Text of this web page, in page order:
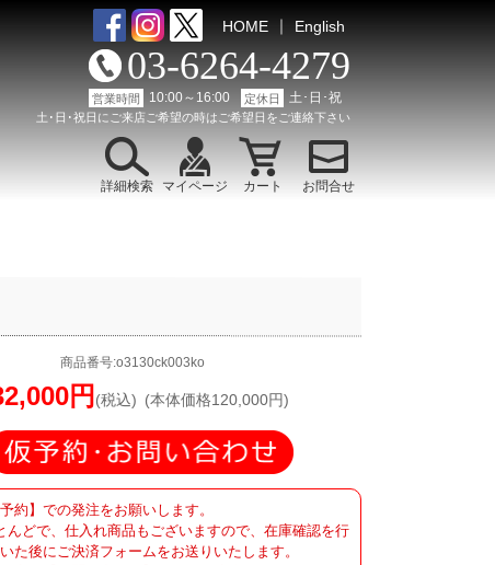
HOME ｜ English
詳細検索 マイページ カート お問合せ
03-6264-4279
営業時間 10:00～16:00 定休日 土･日･祝
土･日･祝日にご来店ご希望の時はご希望日をご連絡下さい
商品番号:o3130ck003ko
円 (税込) (本体価格120,000円)
約】での発注をお願いします。
んどで、仕入れ商品もございますので、在庫確認を行
た後にご決済フォームをお送りいたします。